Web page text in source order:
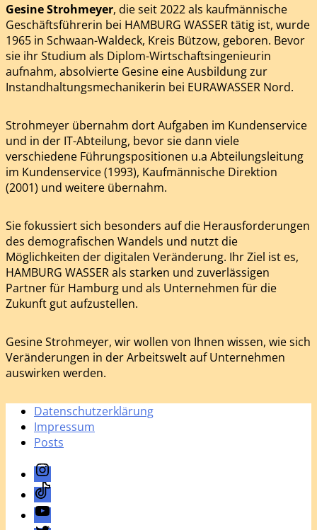
Gesine Strohmeyer, die seit 2022 als kaufmännische
Geschäftsführerin bei HAMBURG WASSER tätig ist, wurde
1965 in Schwaan-Waldeck, Kreis Bützow, geboren. Bevor
sie ihr Studium als Diplom-Wirtschaftsingenieurin
aufnahm, absolvierte Gesine eine Ausbildung zur
Instandhaltungsmechanikerin bei EURAWASSER Nord.
Strohmeyer übernahm dort Aufgaben im Kundenservice
und in der IT-Abteilung, bevor sie dann viele
verschiedene Führungspositionen u.a Abteilungsleitung
im Kundenservice (1993), Kaufmännische Direktion
(2001) und weitere übernahm.
Sie fokussiert sich besonders auf die Herausforderungen
des demografischen Wandels und nutzt die
Möglichkeiten der digitalen Veränderung. Ihr Ziel ist es,
HAMBURG WASSER als starken und zuverlässigen
Partner für Hamburg und als Unternehmen für die
Zukunft gut aufzustellen.
Gesine Strohmeyer, wir wollen von Ihnen wissen, wie sich
Veränderungen in der Arbeitswelt auf Unternehmen
auswirken werden.
Datenschutzerklärung
Impressum
Posts
Instagram
TikTok
YouTube